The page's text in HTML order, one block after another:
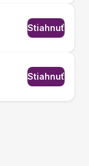
Stiahnuť
Stiahnuť